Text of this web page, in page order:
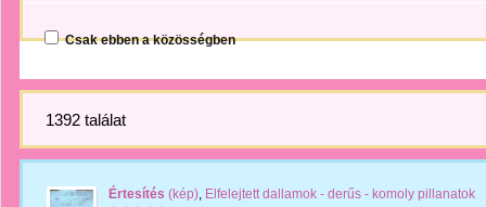
Csak ebben a közösségben
1392 találat
Értesítés (kép), Elfelejtett dallamok - derűs - komoly pillanatok